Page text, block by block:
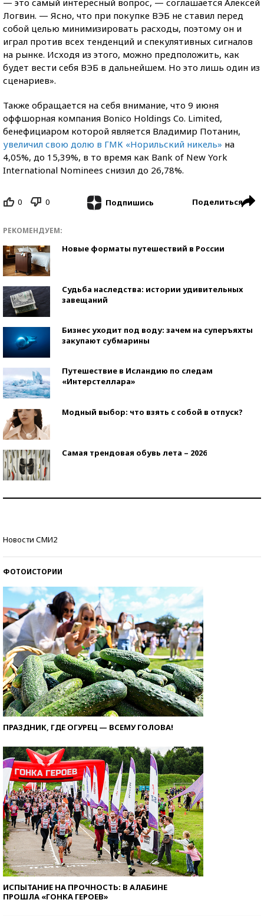
— это самый интересный вопрос, — соглашается Алексей
Логвин. — Ясно, что при покупке ВЭБ не ставил перед
собой целью минимизировать расходы, поэтому он и
играл против всех тенденций и спекулятивных сигналов
на рынке. Исходя из этого, можно предположить, как
будет вести себя ВЭБ в дальнейшем. Но это лишь один из
сценариев».
Также обращается на себя внимание, что 9 июня
оффшорная компания Bonico Holdings Co. Limited,
бенефициаром которой является Владимир Потанин,
увеличил свою долю в ГМК «Норильский никель» на
4,05%, до 15,39%, в то время как Bank of New York
International Nominees снизил до 26,78%.
0 0 Подпишись Поделиться
РЕКОМЕНДУЕМ:
Новые форматы путешествий в России
Судьба наследства: истории удивительных
завещаний
Бизнес уходит под воду: зачем на суперъяхты
закупают субмарины
Путешествие в Исландию по следам
«Интерстеллара»
Модный выбор: что взять с собой в отпуск?
Самая трендовая обувь лета – 2026
Новости СМИ2
ФОТОИСТОРИИ
ПРАЗДНИК, ГДЕ ОГУРЕЦ — ВСЕМУ ГОЛОВА!
ИСПЫТАНИЕ НА ПРОЧНОСТЬ: В АЛАБИНЕ
ПРОШЛА «ГОНКА ГЕРОЕВ»